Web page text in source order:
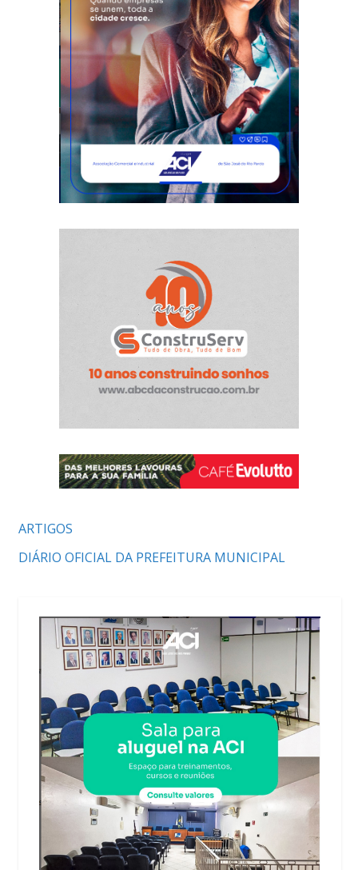
ARTIGOS
DIÁRIO OFICIAL DA PREFEITURA MUNICIPAL